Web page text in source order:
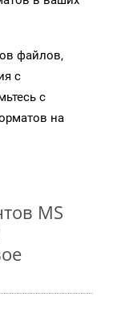
файлов,
с
с
на
MS